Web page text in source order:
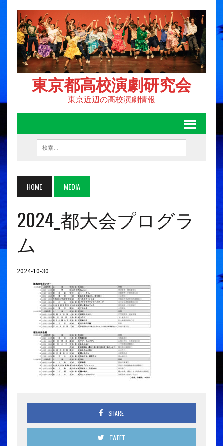
東京都高校演劇研究会
東京近辺の高校演劇情報
HOME MEDIA
2024_都大会プログラ
ム
2024-10-30
SHARE
TWEET